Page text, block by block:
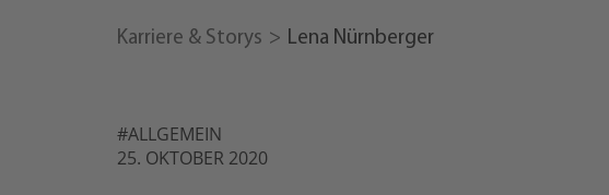
Karriere & Storys Lena Nürnberger
#ALLGEMEIN
25. OKTOBER 2020